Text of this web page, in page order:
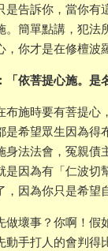
是告訴你，當你有
。簡單點講，犯法
，你才是在修檀波
「依菩提心施。是
布施時要有菩提心
是希望眾生因為得
身法法會，冤親債
是因為有「仁波切
，因為你只是希望
做壞事？你啊！假
動手打人的會判得